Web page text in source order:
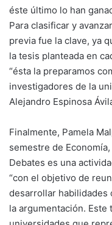
éste último lo han
Para clasificar y
previa fue la clave, ya
la tesis planteada en
“ésta la preparamos
investigadores de la
Alejandro Espinosa
Finalmente, Pamela
semestre de
Debates es una
“con el objetivo de
desarrollar habilidades
la argumentación. Este